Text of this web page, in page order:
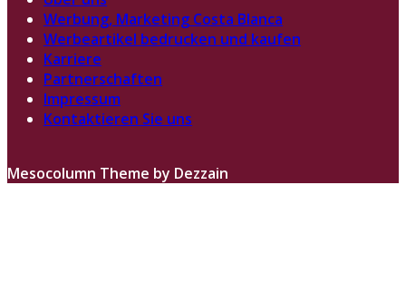
Werbung, Marketing Costa Blanca
Werbeartikel bedrucken und kaufen
Karriere
Partnerschaften
Impressum
Kontaktieren Sie uns
Mesocolumn Theme by Dezzain